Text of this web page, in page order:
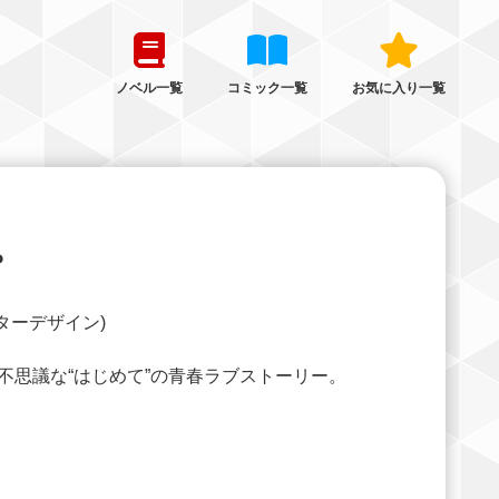
ノベル一覧 コミック一覧 お気に入り一覧
ーデザイン)
議な“はじめて”の青春ラブストーリー。